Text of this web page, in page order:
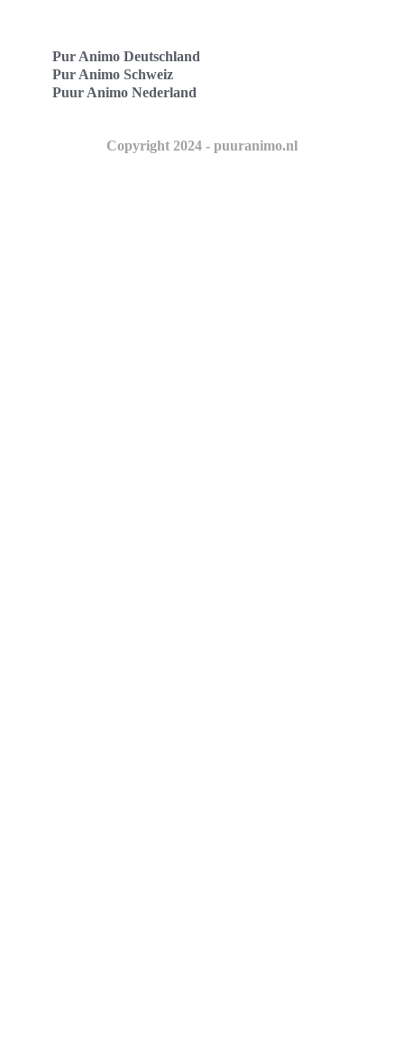
Pur Animo Deutschland
Pur Animo Schweiz
Puur Animo Nederland
Copyright 2024 - puuranimo.nl